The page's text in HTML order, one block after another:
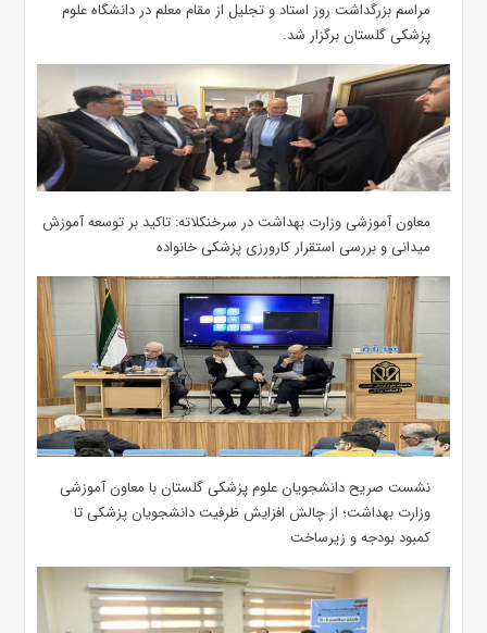
مراسم بزرگداشت روز استاد و تجلیل از مقام معلم در دانشگاه علوم
پزشکی گلستان برگزار شد.‌
معاون آموزشی وزارت بهداشت در سرخنکلاته: تاکید بر توسعه آموزش
میدانی و بررسی استقرار کارورزی پزشکی ‌خانواده
نشست صریح دانشجویان علوم پزشکی گلستان با معاون آموزشی
وزارت بهداشت؛ از چالش افزایش ظرفیت دانشجویان ‌پزشکی تا
کمبود بودجه و زیرساخت